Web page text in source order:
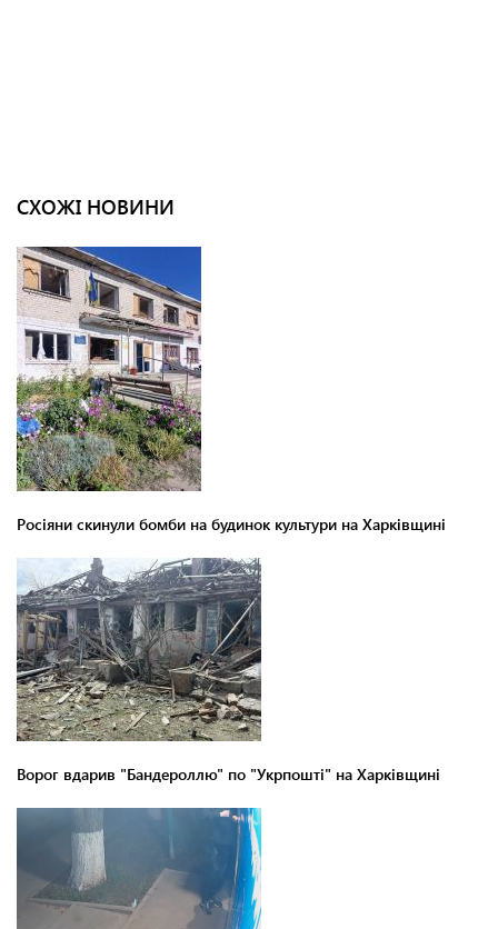
СХОЖІ НОВИНИ
Росіяни скинули бомби на будинок культури на Харківщині
Ворог вдарив "Бандероллю" по "Укрпошті" на Харківщині